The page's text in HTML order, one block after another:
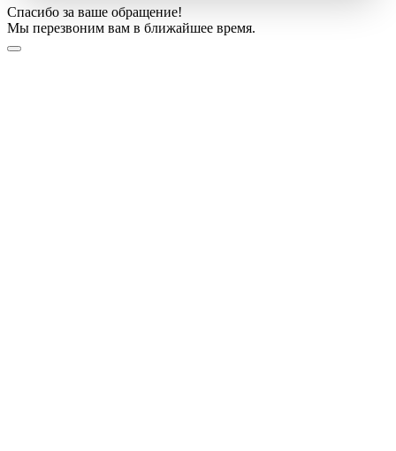
Спасибо за ваше обращение!
Мы перезвоним вам в ближайшее время.